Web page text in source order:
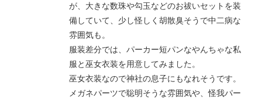
が、大きな数珠や勾玉などのお祓いセットを装
備していて、少し怪しく胡散臭そうで中二病な
雰囲気も。
服装差分では、パーカー短パンなやんちゃな私
服と巫女衣装を用意してみました。
巫女衣装なので神社の息子にもなれそうです。
メガネパーツで聡明そうな雰囲気や、怪我パー